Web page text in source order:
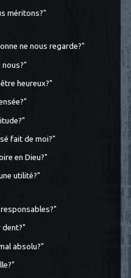
méritons?"
ne nous regarde?"
heureux?"
fait de moi?"
en Dieu?"
utilité?"
absolu?"